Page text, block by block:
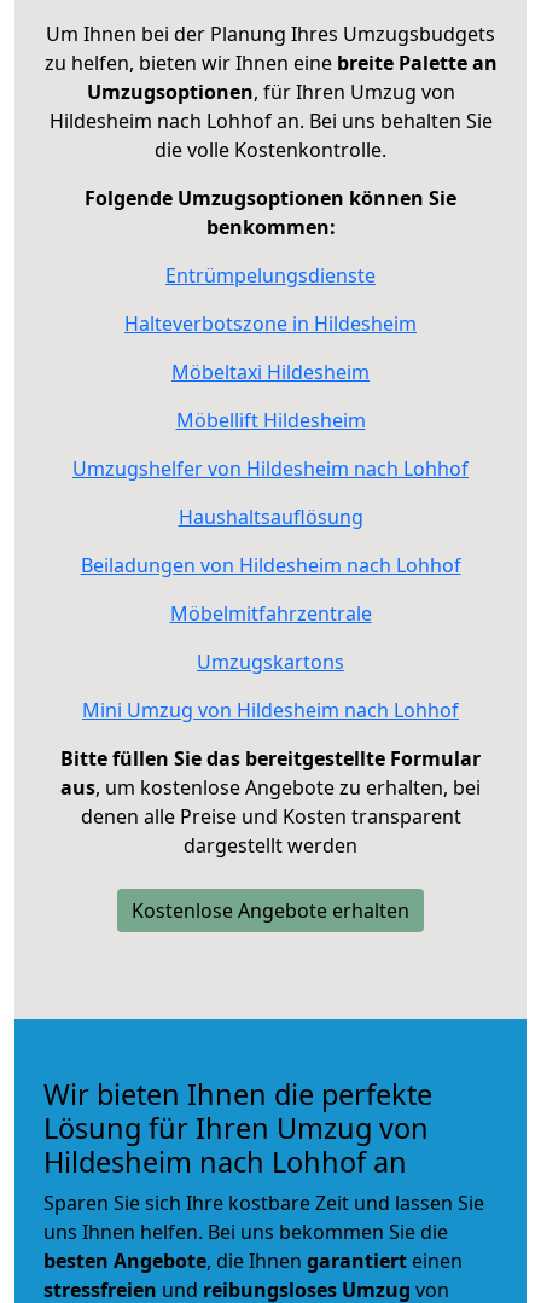
Um Ihnen bei der Planung Ihres Umzugsbudgets
zu helfen, bieten wir Ihnen eine breite Palette an
Umzugsoptionen, für Ihren Umzug von
Hildesheim nach Lohhof an. Bei uns behalten Sie
die volle Kostenkontrolle.
Folgende Umzugsoptionen können Sie
benkommen:
Entrümpelungsdienste
Halteverbotszone in Hildesheim
Möbeltaxi Hildesheim
Möbellift Hildesheim
Umzugshelfer von Hildesheim nach Lohhof
Haushaltsauflösung
Beiladungen von Hildesheim nach Lohhof
Möbelmitfahrzentrale
Umzugskartons
Mini Umzug von Hildesheim nach Lohhof
Bitte füllen Sie das bereitgestellte Formular
aus, um kostenlose Angebote zu erhalten, bei
denen alle Preise und Kosten transparent
dargestellt werden
Kostenlose Angebote erhalten
Wir bieten Ihnen die perfekte
Lösung für Ihren Umzug von
Hildesheim nach Lohhof an
Sparen Sie sich Ihre kostbare Zeit und lassen Sie
uns Ihnen helfen. Bei uns bekommen Sie die
besten Angebote, die Ihnen garantiert einen
stressfreien und reibungsloses Umzug von